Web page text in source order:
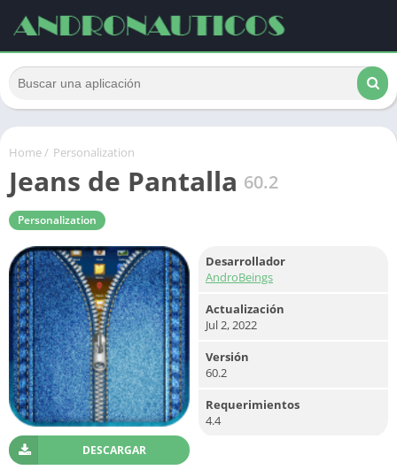
Home/ Personalization
Jeans de Pantalla 60.2
Personalization
DESCARGAR
Desarrollador
AndroBeings
Actualización
Jul 2, 2022
Versión
60.2
Requerimientos
4.4